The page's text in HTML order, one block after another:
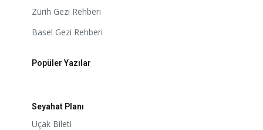
Zürih Gezi Rehberi
Basel Gezi Rehberi
Popüler Yazılar
Seyahat Planı
Uçak Bileti